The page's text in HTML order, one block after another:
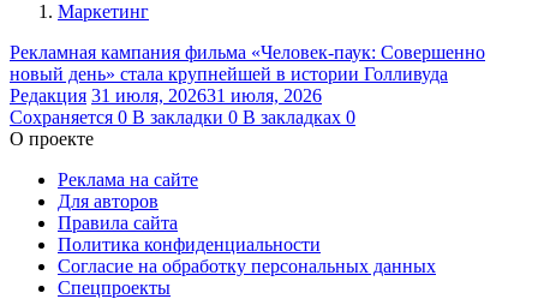
Маркетинг
Рекламная кампания фильма «Человек-паук: Совершенно
новый день» стала крупнейшей в истории Голливуда
Редакция 31 июля, 202631 июля, 2026
Сохраняется 0 В закладки 0 В закладках 0
О проекте
Реклама на сайте
Для авторов
Правила сайта
Политика конфиденциальности
Согласие на обработку персональных данных
Спецпроекты